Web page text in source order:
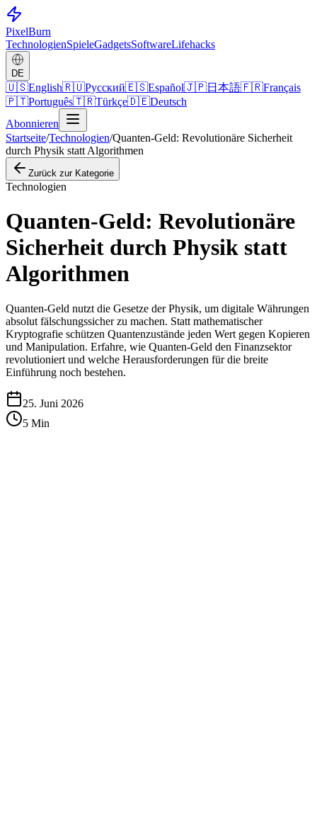
PixelBurn
TechnologienSpieleGadgetsSoftwareLifehacks
DE
🇺🇸English🇷🇺Русский🇪🇸Español🇯🇵日本語🇫🇷Français
🇵🇹Português🇹🇷Türkçe🇩🇪Deutsch
Abonnieren
Startseite/Technologien/Quanten-Geld: Revolutionäre Sicherheit
durch Physik statt Algorithmen
Zurück zur Kategorie
Technologien
Quanten-Geld: Revolutionäre
Sicherheit durch Physik statt
Algorithmen
Quanten-Geld nutzt die Gesetze der Physik, um digitale Währungen
absolut fälschungssicher zu machen. Statt mathematischer
Kryptografie schützen Quantenzustände jeden Wert gegen Kopieren
und Manipulation. Erfahre, wie Quanten-Geld den Finanzsektor
revolutioniert und welche Herausforderungen für die breite
Einführung noch bestehen.
25. Juni 2026
5 Min